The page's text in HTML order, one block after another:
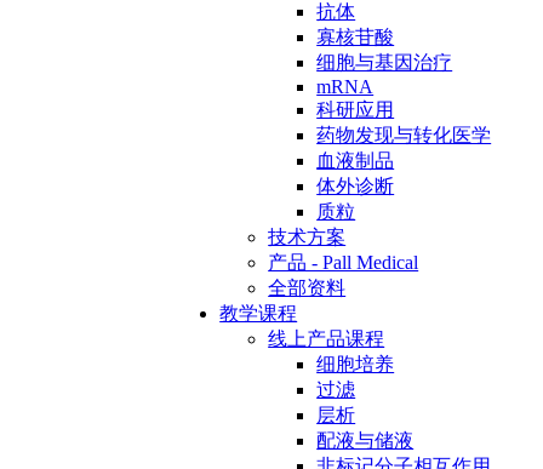
抗体
寡核苷酸
细胞与基因治疗
mRNA
科研应用
药物发现与转化医学
血液制品
体外诊断
质粒
技术方案
产品 - Pall Medical
全部资料
教学课程
线上产品课程
细胞培养
过滤
层析
配液与储液